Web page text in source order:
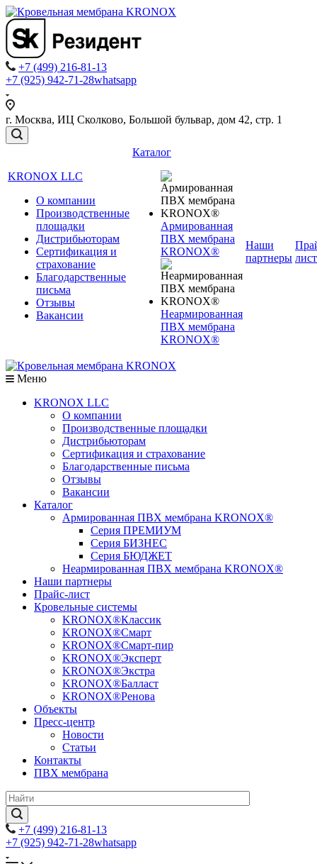
+7 (499) 216-81-13
+7 (925) 942-71-28whatsapp
г. Москва, ИЦ Сколково, Большой бульвар, дом 42, стр. 1
KRONOX LLC
О компании
Производственные
площадки
Дистрибьюторам
Сертификация и
страхование
Благодарственные
письма
Отзывы
Вакансии
Каталог
Армированная
ПВХ мембрана
KRONOX®
Неармированная
ПВХ мембрана
KRONOX®
Наши
партнеры лист
Меню
KRONOX LLC
О компании
Производственные площадки
Дистрибьюторам
Сертификация и страхование
Благодарственные письма
Отзывы
Вакансии
Каталог
Армированная ПВХ мембрана KRONOX®
Серия ПРЕМИУМ
Серия БИЗНЕС
Серия БЮДЖЕТ
Неармированная ПВХ мембрана KRONOX®
Наши партнеры
Прайс-лист
Кровельные системы
KRONOX®Классик
KRONOX®Смарт
KRONOX®Смарт-пир
KRONOX®Эксперт
KRONOX®Экстра
KRONOX®Балласт
KRONOX®Ренова
Объекты
Пресс-центр
Новости
Статьи
Контакты
ПВХ мембрана
+7 (499) 216-81-13
+7 (925) 942-71-28whatsapp